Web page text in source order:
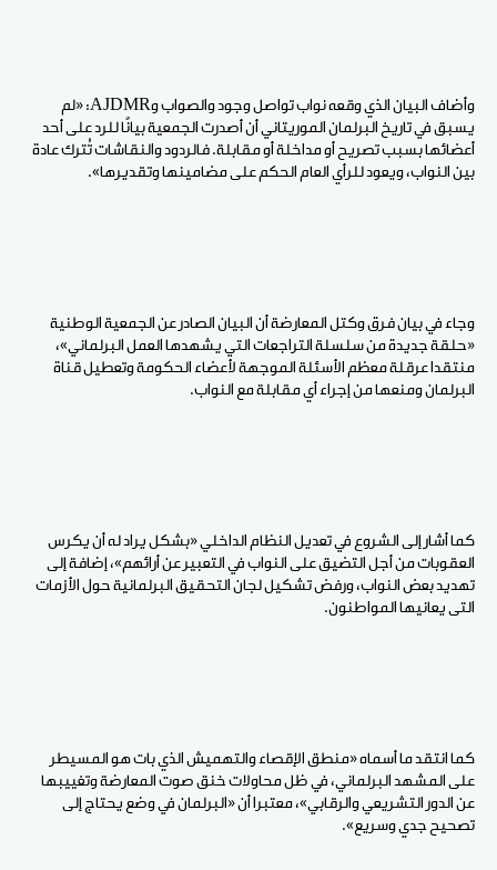
وأضاف البيان الذي وقعه نواب تواصل وجود والصواب وAJDMR: «لم
يسبق في تاريخ البرلمان الموريتاني أن أصدرت الجمعية بيانًا للرد على أحد
أعضائها بسبب تصريح أو مداخلة أو مقابلة. فالردود والنقاشات تُترك عادة
بين النواب، ويعود للرأي العام الحكم على مضامينها وتقديرها».
وجاء في بيان فرق وكتل المعارضة أن البيان الصادر عن الجمعية الوطنية
«حلقة جديدة من سلسلة التراجعات التي يشهدها العمل البرلماني»،
منتقدا عرقلة معظم الأسئلة الموجهة لأعضاء الحكومة وتعطيل قناة
البرلمان ومنعها من إجراء أي مقابلة مع النواب.
كما أشار إلى الشروع في تعديل النظام الداخلي «بشكل يراد له أن يكرس
العقوبات من أجل التضيق على النواب في التعبير عن أرائهم»، إضافة إلى
تهديد بعض النواب، ورفض تشكيل لجان التحقيق البرلمانية حول الأزمات
التى يعانيها المواطنون.
كما انتقد ما أسماه «منطق الإقصاء والتهميش الذي بات هو المسيطر
على المشهد البرلماني، في ظل محاولات خنق صوت المعارضة وتغييبها
عن الدور التشريعي والرقابي»، معتبرا أن «البرلمان في وضع يحتاج إلى
تصحيح جدي وسريع».